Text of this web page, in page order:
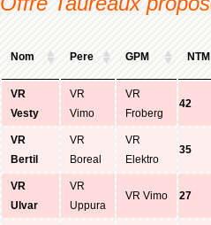
Nom Pere GPM NTM
VR
Vesty
VR
Vimo
VR
Froberg
42
VR
Bertil
VR
Boreal
VR
Elektro
35
VR
Ulvar
VR
Uppura
VR Vimo 27